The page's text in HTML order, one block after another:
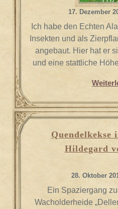
17. Dezember
Ich habe den Echten
Insekten und als
angebaut. Hier hat er
und eine stattliche
Quendelkekse
Hildegard
28. Oktober
Ein Spaziergang
Wacholderheide